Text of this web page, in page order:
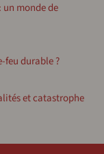
monde de
feu durable ?
et catastrophe